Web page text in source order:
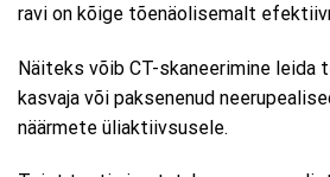
ravi on kõige tõenäolisemalt
Näiteks võib CT-skaneerimine leida
kasvaja või paksenenud
näärmete üliaktiivsusele.